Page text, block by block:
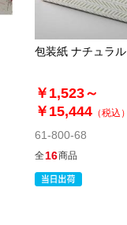
包装紙 ナチュラル
￥1,523～
￥15,444 （税込）
61-800-68
全16商品